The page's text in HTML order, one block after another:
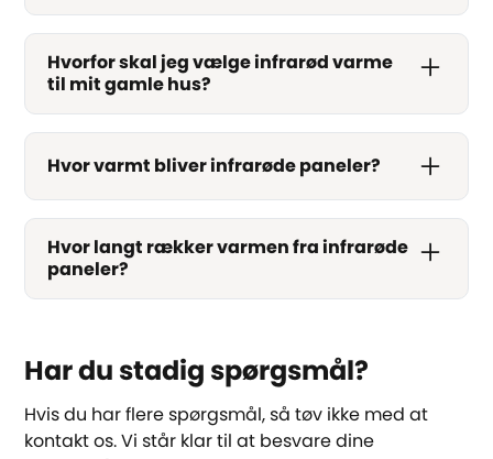
Hvorfor skal jeg vælge infrarød varme
til mit gamle hus?
Hvor varmt bliver infrarøde paneler?
Hvor langt rækker varmen fra infrarøde
paneler?
Har du stadig spørgsmål?
Hvis du har flere spørgsmål, så tøv ikke med at
kontakt os. Vi står klar til at besvare dine